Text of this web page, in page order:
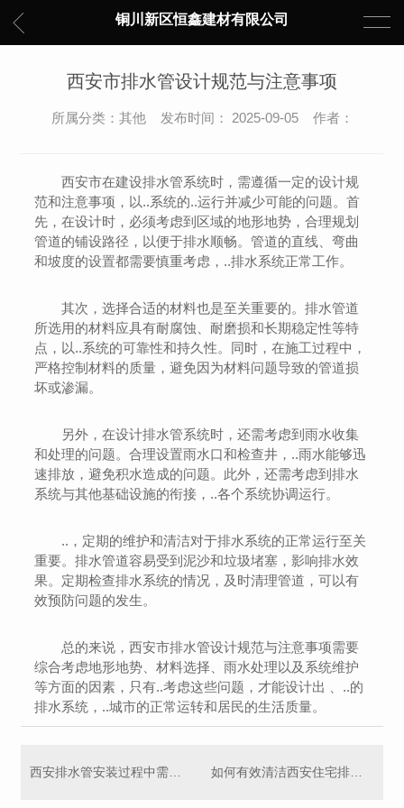
铜川新区恒鑫建材有限公司
西安市排水管设计规范与注意事项
所属分类：其他 发布时间： 2025-09-05 作者：
西安市在建设排水管系统时，需遵循一定的设计规
范和注意事项，以..系统的..运行并减少可能的问题。首
先，在设计时，必须考虑到区域的地形地势，合理规划
管道的铺设路径，以便于排水顺畅。管道的直线、弯曲
和坡度的设置都需要慎重考虑，..排水系统正常工作。
其次，选择合适的材料也是至关重要的。排水管道
所选用的材料应具有耐腐蚀、耐磨损和长期稳定性等特
点，以..系统的可靠性和持久性。同时，在施工过程中，
严格控制材料的质量，避免因为材料问题导致的管道损
坏或渗漏。
另外，在设计排水管系统时，还需考虑到雨水收集
和处理的问题。合理设置雨水口和检查井，..雨水能够迅
速排放，避免积水造成的问题。此外，还需考虑到排水
系统与其他基础设施的衔接，..各个系统协调运行。
..，定期的维护和清洁对于排水系统的正常运行至关
重要。排水管道容易受到泥沙和垃圾堵塞，影响排水效
果。定期检查排水系统的情况，及时清理管道，可以有
效预防问题的发生。
总的来说，西安市排水管设计规范与注意事项需要
综合考虑地形地势、材料选择、雨水处理以及系统维护
等方面的因素，只有..考虑这些问题，才能设计出 、..的
排水系统，..城市的正常运转和居民的生活质量。